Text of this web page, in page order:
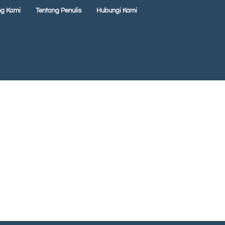
Kami Tentang Penulis Hubungi Kami